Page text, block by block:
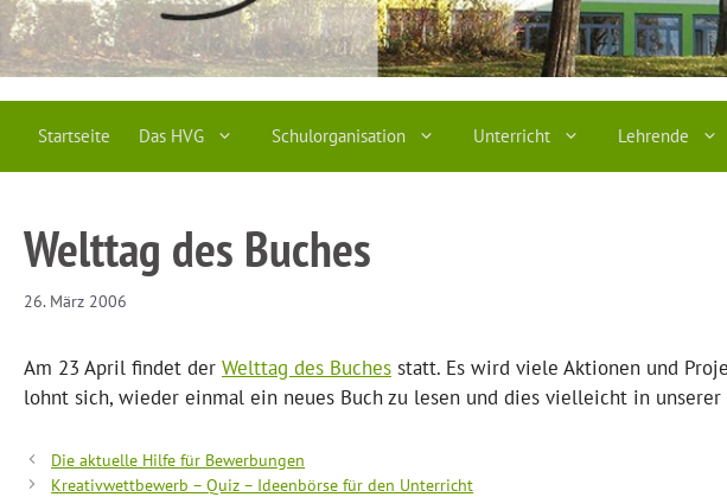
Startseite Das HVG Schulorganisation Unterricht Lehrende
Welttag des Buches
26. März 2006
Am 23 April findet der Welttag des Buches statt. Es wird viele Aktionen und
lohnt sich, wieder einmal ein neues Buch zu lesen und dies vielleicht in unserer
Die aktuelle Hilfe für Bewerbungen
Kreativwettbewerb – Quiz – Ideenbörse für den Unterricht